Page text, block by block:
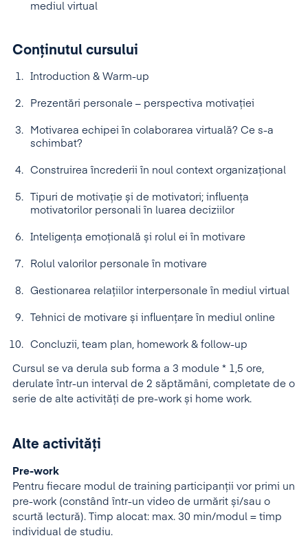
mediul virtual
Conținutul cursului
Introduction & Warm-up
Prezentări personale – perspectiva motivației
Motivarea echipei în colaborarea virtuală? Ce s-a
schimbat?
Construirea încrederii în noul context organizațional
Tipuri de motivație și de motivatori; influenţa
motivatorilor personali în luarea deciziilor
Inteligența emoțională și rolul ei în motivare
Rolul valorilor personale în motivare
Gestionarea relaţiilor interpersonale în mediul virtual
Tehnici de motivare și influențare în mediul online
Concluzii, team plan, homework & follow-up
Cursul se va derula sub forma a 3 module * 1,5 ore,
derulate într-un interval de 2 săptămâni, completate de o
serie de alte activități de pre-work și home work.
Alte activități
Pre-work
Pentru fiecare modul de training participanții vor primi un
pre-work (constând într-un video de urmărit și/sau o
scurtă lectură). Timp alocat: max. 30 min/modul = timp
individual de studiu.